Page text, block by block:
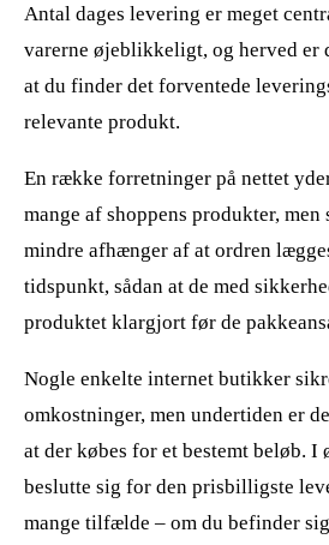
Antal dages levering er meget
varerne øjeblikkeligt, og herved er
at du finder det forventede
relevante produkt.
En række forretninger på nettet
mange af shoppens produkter, men
mindre afhænger af at ordren
tidspunkt, sådan at de med
produktet klargjort før de
Nogle enkelte internet butikker
omkostninger, men undertiden er
at der købes for et bestemt beløb. I
beslutte sig for den prisbilligste
mange tilfælde – om du befinder